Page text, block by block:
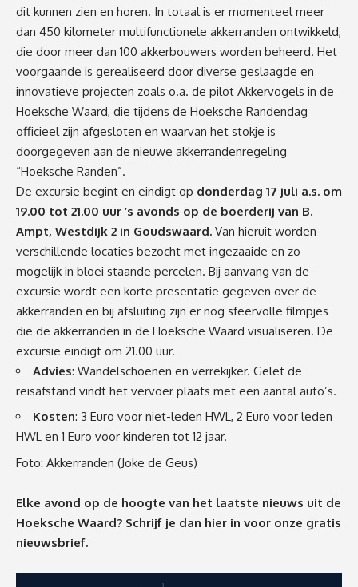
dit kunnen zien en horen. In totaal is er momenteel meer
dan 450 kilometer multifunctionele akkerranden ontwikkeld,
die door meer dan 100 akkerbouwers worden beheerd. Het
voorgaande is gerealiseerd door diverse geslaagde en
innovatieve projecten zoals o.a. de pilot Akkervogels in de
Hoeksche Waard, die tijdens de Hoeksche Randendag
officieel zijn afgesloten en waarvan het stokje is
doorgegeven aan de nieuwe akkerrandenregeling
“Hoeksche Randen”.
De excursie begint en eindigt op donderdag 17 juli a.s. om
19.00 tot 21.00 uur ’s avonds op de boerderij van B.
Ampt, Westdijk 2 in Goudswaard. Van hieruit worden
verschillende locaties bezocht met ingezaaide en zo
mogelijk in bloei staande percelen. Bij aanvang van de
excursie wordt een korte presentatie gegeven over de
akkerranden en bij afsluiting zijn er nog sfeervolle filmpjes
die de akkerranden in de Hoeksche Waard visualiseren. De
excursie eindigt om 21.00 uur.
Advies: Wandelschoenen en verrekijker. Gelet de
reisafstand vindt het vervoer plaats met een aantal auto’s.
Kosten: 3 Euro voor niet-leden HWL, 2 Euro voor leden
HWL en 1 Euro voor kinderen tot 12 jaar.
Foto: Akkerranden (Joke de Geus)
Elke avond op de hoogte van het laatste nieuws uit de
Hoeksche Waard? Schrijf je dan hier in voor onze gratis
nieuwsbrief.